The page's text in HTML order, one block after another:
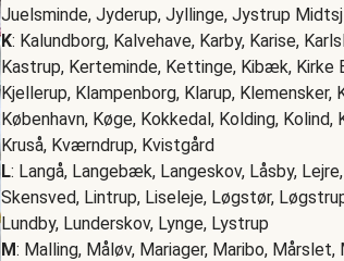
Juelsminde, Jyderup, Jyllinge, Jystrup Midtsj
K: Kalundborg, Kalvehave, Karby, Karise,
Kastrup, Kerteminde, Kettinge, Kibæk, Kirke
Kjellerup, Klampenborg, Klarup, Klemensker,
København, Køge, Kokkedal, Kolding, Kolind,
Kruså, Kværndrup, Kvistgård
L: Langå, Langebæk, Langeskov, Låsby,
Skensved, Lintrup, Liseleje, Løgstør,
Lundby, Lunderskov, Lynge, Lystrup
M: Malling, Måløv, Mariager, Maribo,